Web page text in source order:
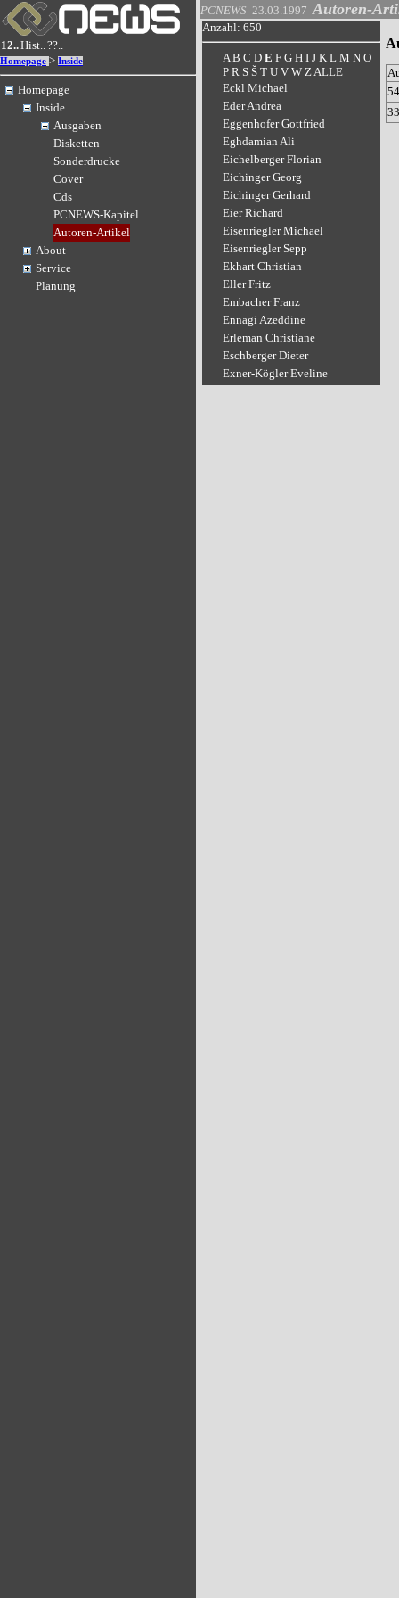
12..Hist..??..
Homepage > Inside
Homepage
Inside
Ausgaben
Disketten
Sonderdrucke
Cover
Cds
PCNEWS-Kapitel
Autoren-Artikel
About
Service
Planung
PCNEWS 23.03.1997 Autoren-
Anzahl: 650
A B C D E F G H I J K L M N O
P R S Š T U V W ZALLE
Eckl Michael
Eder Andrea
Eggenhofer Gottfried
Eghdamian Ali
Eichelberger Florian
Eichinger Georg
Eichinger Gerhard
Eier Richard
Eisenriegler Michael
Eisenriegler Sepp
Ekhart Christian
Eller Fritz
Embacher Franz
Ennagi Azeddine
Erleman Christiane
Eschberger Dieter
Exner-Kögler Eveline
54
33